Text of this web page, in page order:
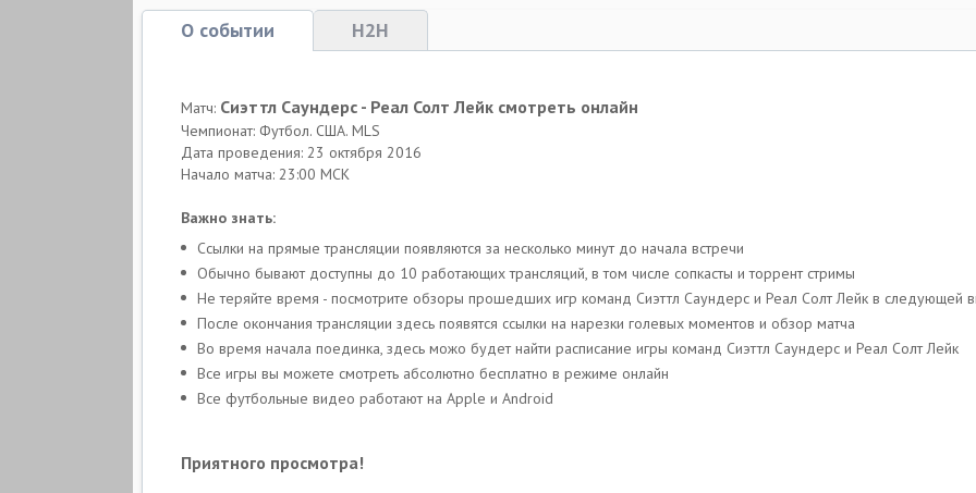
О событии H2H
Матч: Сиэттл Саундерс - Реал Солт Лейк смотреть онлайн
Чемпионат: Футбол. США. MLS
Дата проведения: 23 октября 2016
Начало матча: 23:00 МСК
Важно знать:
Ссылки на прямые трансляции появляются за несколько минут до начала встречи
Обычно бывают доступны до 10 работающих трансляций, в том числе сопкасты и торрент стримы
Не теряйте время - посмотрите обзоры прошедших игр команд Сиэттл Саундерс и Реал Солт Лейк в следующей
После окончания трансляции здесь появятся ссылки на нарезки голевых моментов и обзор матча
Во время начала поединка, здесь можо будет найти расписание игры команд Сиэттл Саундерс и Реал Солт Лейк
Все игры вы можете смотреть абсолютно бесплатно в режиме онлайн
Все футбольные видео работают на Apple и Android
Приятного просмотра!